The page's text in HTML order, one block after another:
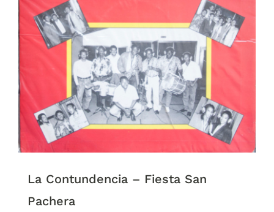
La Contundencia – Fiesta San
Pachera